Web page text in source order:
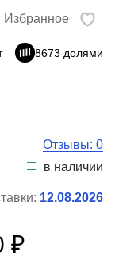
Избранное
8673 долями
Отзывы: 0
в наличии
12.08.2026
₽